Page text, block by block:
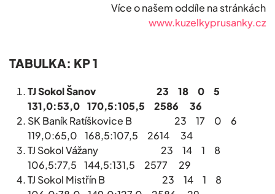
Více o našem oddíle na stránkách
www.kuzelkyprusanky.cz
TABULKA: KP 1
TJ Sokol Šanov 23 18 0 5
131,0:53,0 170,5:105,5 2586 36
SK Baník Ratíškovice B 23 17 0 6
119,0:65,0 168,5:107,5 2614 34
TJ Sokol Vážany 23 14 1 8
106,5:77,5 144,5:131,5 2577 29
TJ Sokol Mistřín B 23 14 1 8